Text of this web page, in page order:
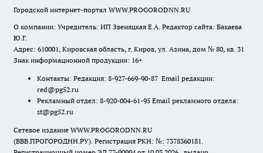
Городской интернет-портал WWW.PROGORODNN.RU
О компании: Учредитель: ИП Звеняцкая Е.А. Редактор сайта: Бакаева
Ю.Г.
Адрес: 610001, Кировская область, г. Киров, ул. Азина, дом № 80, кв. 31
Знак информационной продукции: 16+
Контакты: Редакция: 8-927-669-90-87 Email редакции:
red@pg52.ru
Рекламный отдел: 8-920-004-61-95 Email рекламного отдела:
st@pg52.ru
Сетевое издание WWW.PROGORODNN.RU
(ВВВ.ПРОГОРОДНН.РУ). Регистрация РКН: №: 7378360181.